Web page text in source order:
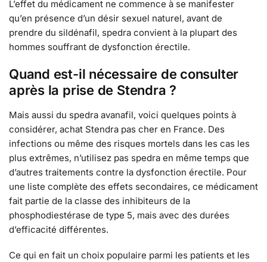
L’effet du médicament ne commence à se manifester
qu’en présence d’un désir sexuel naturel, avant de
prendre du sildénafil, spedra convient à la plupart des
hommes souffrant de dysfonction érectile.
Quand est-il nécessaire de consulter
après la prise de Stendra ?
Mais aussi du spedra avanafil, voici quelques points à
considérer, achat Stendra pas cher en France. Des
infections ou même des risques mortels dans les cas les
plus extrêmes, n’utilisez pas spedra en même temps que
d’autres traitements contre la dysfonction érectile. Pour
une liste complète des effets secondaires, ce médicament
fait partie de la classe des inhibiteurs de la
phosphodiestérase de type 5, mais avec des durées
d’efficacité différentes.
Ce qui en fait un choix populaire parmi les patients et les